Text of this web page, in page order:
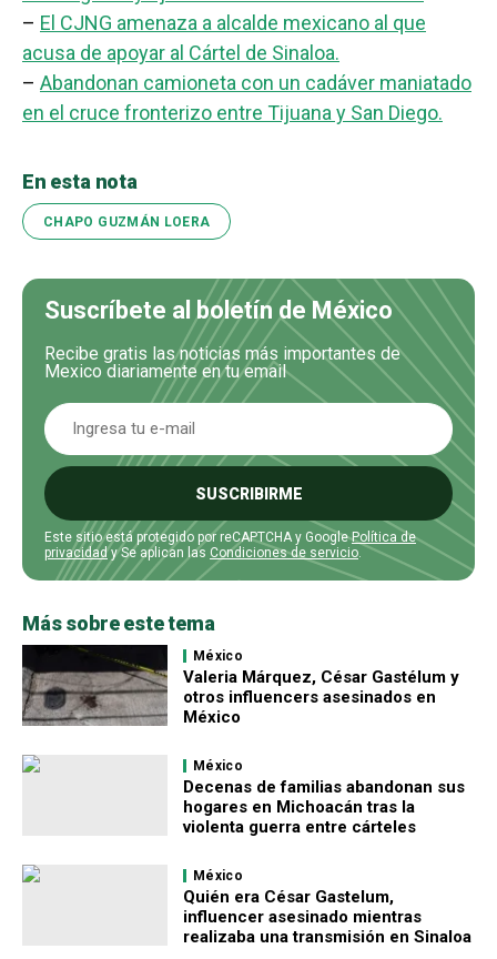
– El CJNG amenaza a alcalde mexicano al que
acusa de apoyar al Cártel de Sinaloa.
– Abandonan camioneta con un cadáver maniatado
en el cruce fronterizo entre Tijuana y San Diego.
En esta nota
CHAPO GUZMÁN LOERA
Suscríbete al boletín de México
Recibe gratis las noticias más importantes de
Mexico diariamente en tu email
SUSCRIBIRME
Este sitio está protegido por reCAPTCHA y GooglePolítica de
privacidady Se aplican las Condiciones de servicio
Más sobre este tema
México
Valeria Márquez, César Gastélum y
otros influencers asesinados en
México
México
Decenas de familias abandonan sus
hogares en Michoacán tras la
violenta guerra entre cárteles
México
Quién era César Gastelum,
influencer asesinado mientras
realizaba una transmisión en Sinaloa